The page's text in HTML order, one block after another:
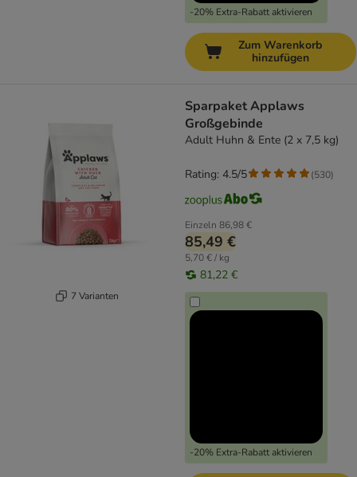
-20% Extra-Rabatt aktivieren
Zum Warenkorb
hinzufügen
7 Varianten
Sparpaket Applaws
Großgebinde
Adult Huhn & Ente (2 x 7,5 kg)
Einzeln 86,98 €
85,49 €
5,70 € / kg
81,22 €
-20% Extra-Rabatt aktivieren
Rating: 4.5/5 (530)